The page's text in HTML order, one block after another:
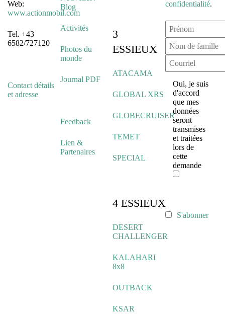
Web:
www.actionmobil.com
Tel. +43
6582/727120
Contact détails
et adresse
Blog
Activités
Photos du
monde
Journal PDF
Feedback
Lien &
Partenaires
3
ESSIEUX
ATACAMA
GLOBAL XRS
GLOBECRUISER
TEMET
SPECIAL
4 ESSIEUX
DESERT
CHALLENGER
KALAHARI
8x8
OUTBACK
KSAR
confidentialité.
Oui, je suis
d'accord
que mes
données
seront
transmises
et traitées
lors de
cette
demande
S'abonner